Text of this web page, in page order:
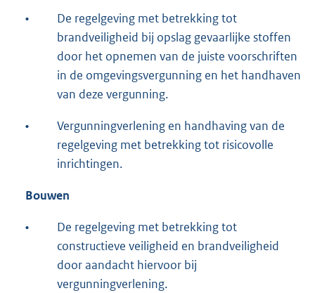
•
De regelgeving met betrekking tot
brandveiligheid bij opslag gevaarlijke stoffen
door het opnemen van de juiste voorschriften
in de omgevingsvergunning en het handhaven
van deze vergunning.
•
Vergunningverlening en handhaving van de
regelgeving met betrekking tot risicovolle
inrichtingen.
Bouwen
•
De regelgeving met betrekking tot
constructieve veiligheid en brandveiligheid
door aandacht hiervoor bij
vergunningverlening.